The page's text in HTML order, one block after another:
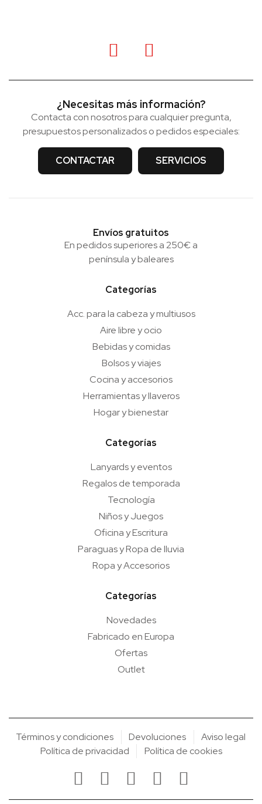
¿Necesitas más información?
Contacta con nosotros para cualquier pregunta,
presupuestos personalizados o pedidos especiales:
CONTACTAR SERVICIOS
Envíos gratuitos
En pedidos superiores a 250€ a
península y baleares
Categorías
Acc. para la cabeza y multiusos
Aire libre y ocio
Bebidas y comidas
Bolsos y viajes
Cocina y accesorios
Herramientas y llaveros
Hogar y bienestar
Categorías
Lanyards y eventos
Regalos de temporada
Tecnología
Niños y Juegos
Oficina y Escritura
Paraguas y Ropa de lluvia
Ropa y Accesorios
Categorías
Novedades
Fabricado en Europa
Ofertas
Outlet
Términos y condiciones Devoluciones
Aviso legal
Política de privacidad
Política de cookies